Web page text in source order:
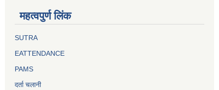
महत्वपुर्ण लिंक
SUTRA
EATTENDANCE
PAMS
दर्ता चलानी